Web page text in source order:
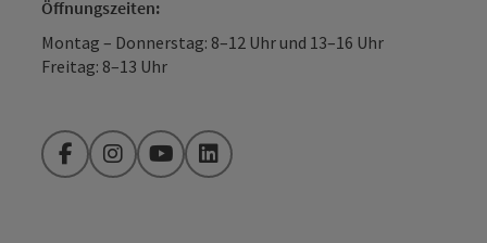
Öffnungszeiten:
Montag – Donnerstag: 8–12 Uhr und 13–16 Uhr
Freitag: 8–13 Uhr
FacebookInstagramYouTubeLinkedIn